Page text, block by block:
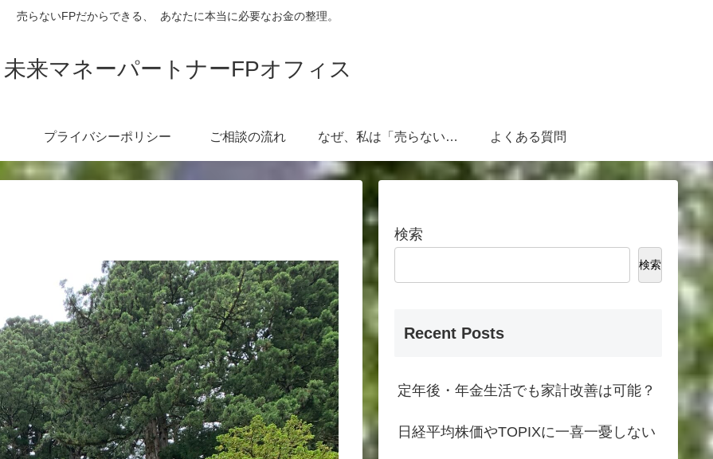
売らないFPだからできる、 あなたに本当に必要なお金の整理。
未来マネーパートナーFPオフィス
プライバシーポリシー ご相談の流れ なぜ、私は「売らないFP」なのか よくある質問
検索
検索
Recent Posts
定年後・年金生活でも家計改善は可能？
日経平均株価やTOPIXに一喜一憂しない